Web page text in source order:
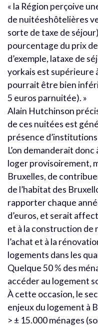
« la Région perçoive
de nuitéeshôtelières
sorte de taxe de
pourcentage du prix
d’exemple, lataxe de
yorkais est supérieure
pourrait être bien
5 euros parnuitée). »
Alain Hutchinson
de ces nuitées est
présence
L’on demanderait
loger provisoirement,
Bruxelles, de
de l’habitat des
rapporter chaque
d’euros, et serait
et à la construction de
l’achat et à la
logements dans les
Quelque 50 % des
accéder au logement
À cette occasion, le
enjeux du logement à
> ± 15.000 ménages